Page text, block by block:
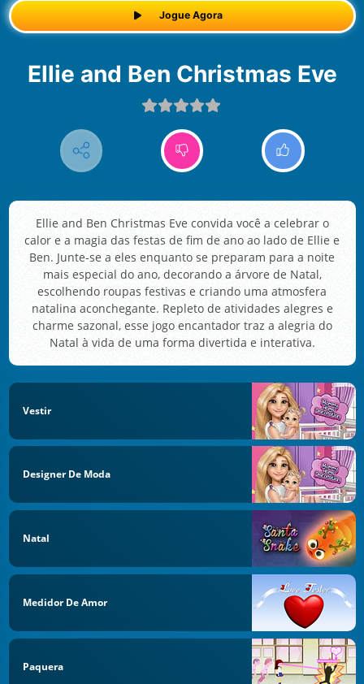
Jogue Agora
Ellie and Ben Christmas Eve
Ellie and Ben Christmas Eve convida você a celebrar o
calor e a magia das festas de fim de ano ao lado de Ellie e
Ben. Junte-se a eles enquanto se preparam para a noite
mais especial do ano, decorando a árvore de Natal,
escolhendo roupas festivas e criando uma atmosfera
natalina aconchegante. Repleto de atividades alegres e
charme sazonal, esse jogo encantador traz a alegria do
Natal à vida de uma forma divertida e interativa.
Vestir
Designer De Moda
Natal
Medidor De Amor
Paquera